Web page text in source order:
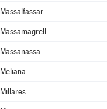
Massalfassar
Massamagrell
Massanassa
Meliana
Millares